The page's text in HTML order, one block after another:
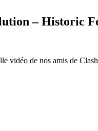
– Historic
vidéo de nos amis de